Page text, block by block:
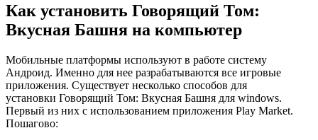
Как установить Говорящий Том:
Вкусная Башня на компьютер
Мобильные платформы используют в работе систему
Андроид. Именно для нее разрабатываются все игровые
приложения. Существует несколько способов для
установки Говорящий Том: Вкусная Башня для windows.
Первый из них с использованием приложения Play Market.
Пошагово: